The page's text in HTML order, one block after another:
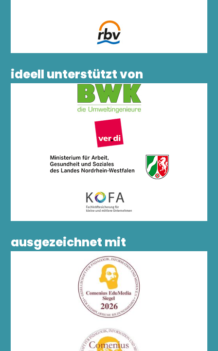
ideell unterstützt von
ausgezeichnet mit